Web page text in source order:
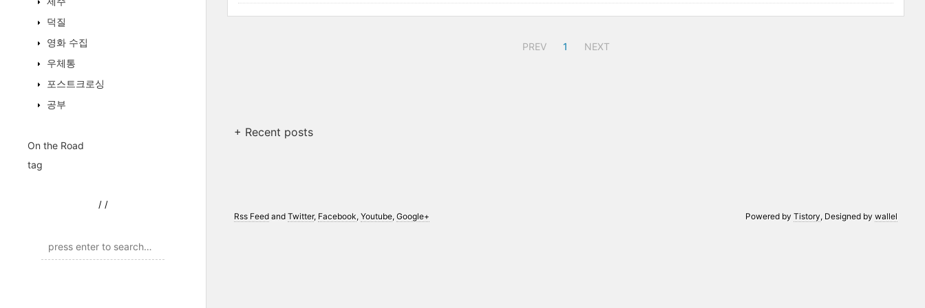
덕질
영화 수집
우체통
포스트크로싱
공부
On the Road
tag
/ /
PREV 1 NEXT
+ Recent posts
Powered byTistory, Designed bywallel
Rss Feedand Twitter, Facebook, Youtube, Google+